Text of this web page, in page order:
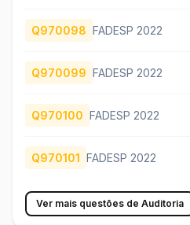
Q970098 FADESP 2022
Q970099 FADESP 2022
Q970100 FADESP 2022
Q970101 FADESP 2022
Ver mais questões de Auditoria